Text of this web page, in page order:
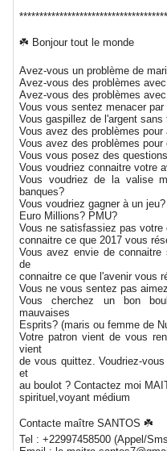
☘️ Bonjour tout le monde
Avez-vous un problème de
Avez-vous des problèmes
Avez-vous des problèmes
Vous vous sentez menacer par
Vous gaspillez de l'argent sans
Vous avez des problèmes pour
Vous avez des problèmes pour
Vous vous posez des
Vous voudriez connaitre votre
Vous voudriez de la valise
banques?
Vous voudriez gagner à un jeu?
Euro Millions? PMU?
Vous ne satisfassiez pas
connaitre ce que 2017 vous
Vous avez envie de
de
connaitre ce que l'avenir vous
Vous ne vous sentez pas
Vous cherchez un bon
mauvaises
Esprits? (maris ou femme de
Votre patron vient de vous
vient
de vous quittez. Voudriez-
et
au boulot ? Contactez moi
spirituel,voyant médium
Contacte maître SANTOS ☘️
Tel : +22997458500 (Appel/